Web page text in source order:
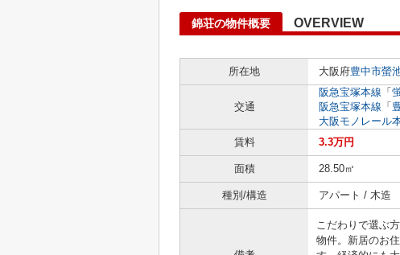
錦荘の物件概要 OVERVIEW
所在地
大阪府豊中市螢
交通
阪急宝塚本線 「
阪急宝塚本線 「
大阪モノレール
賃料
3.3万円
面積 28.50㎡
種別/構造 アパート / 木造
こだわりで選ぶ
物件。新居のお